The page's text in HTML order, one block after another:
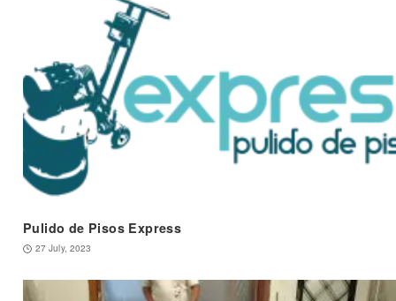
Pulido de Pisos Express
27 July, 2023